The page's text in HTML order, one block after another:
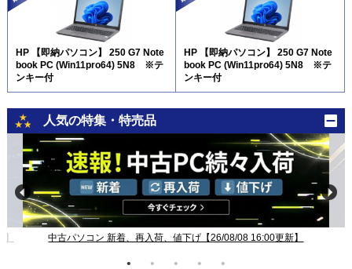
HP 【即納パソコン】 250 G7 Note
book PC (Win11pro64) 5N8 ※テ
ンキー付
HP 【即納パソコン】 250 G7 Note
book PC (Win11pro64) 5N8 ※テ
ンキー付
人気の特集・特売品
中古パソコン 新着、再入荷、値下げ【26/08/08 16:00更新】